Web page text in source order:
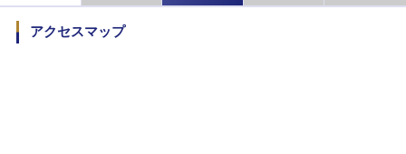
アクセスマップ